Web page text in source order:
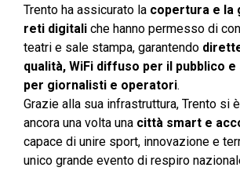
Trento ha assicurato la copertura e la
reti digitali che hanno permesso di
teatri e sale stampa, garantendo
qualità, WiFi diffuso per il pubblico
per giornalisti e operatori.
Grazie alla sua infrastruttura, Trento si
ancora una volta una città smart e
capace di unire sport, innovazione e
unico grande evento di respiro